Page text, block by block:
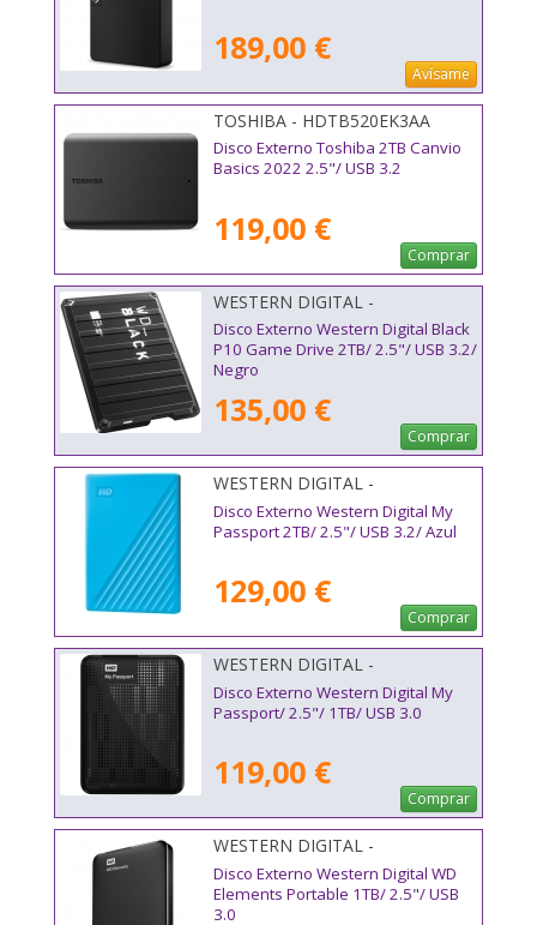
189,00 €
Avísame
TOSHIBA - HDTB520EK3AA
Disco Externo Toshiba 2TB Canvio
Basics 2022 2.5"/ USB 3.2
119,00 €
Comprar
WESTERN DIGITAL -
WDBA2W0020BBK-WES1
Disco Externo Western Digital Black
P10 Game Drive 2TB/ 2.5"/ USB 3.2/
Negro
135,00 €
Comprar
WESTERN DIGITAL -
WDBYVG0020BBL-WESN
Disco Externo Western Digital My
Passport 2TB/ 2.5"/ USB 3.2/ Azul
129,00 €
Comprar
WESTERN DIGITAL -
WDBYVG0010BBK-WESN
Disco Externo Western Digital My
Passport/ 2.5"/ 1TB/ USB 3.0
119,00 €
Comprar
WESTERN DIGITAL -
WDBUZG0010BBK-WESN
Disco Externo Western Digital WD
Elements Portable 1TB/ 2.5"/ USB
3.0